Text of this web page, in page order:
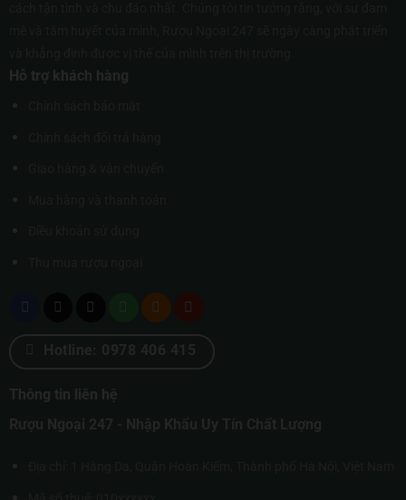
Hỗ trợ khách hàng
Hotline: 0978 406 415
Thông tin liên hệ
Rượu Ngoại 247 - Nhập Khẩu Uy Tín Chất Lượng